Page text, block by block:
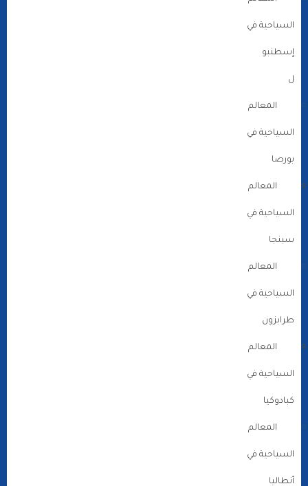
السياحية في
إسطنبو
ل
المعالم
السياحية في
بورصا
المعالم
السياحية في
سبنجا
المعالم
السياحية في
طرابزون
المعالم
السياحية في
كبادوكيا
المعالم
السياحية في
أنطاليا